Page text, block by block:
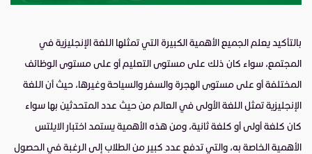
بالتأكيد يعلم الجميع الأهمية الكبيرة التي تمثلها اللغة الإنجليزية في
المجتمع، سواء كان ذلك على مستوى التعليم أو على مستوى الوظائف
المختلفة أو على مستوى الهجرة والسفر والسياحة وغيرها، حيث أن اللغة
الإنجليزية تمثل اللغة الأولى في العالم من حيث عدد المتحدثين بها سواء
كان كلغة أولى أو كلغة ثانية، ومن هذه الأهمية يستمد اختبار الايلتس
الأهمية الخاصة به، والتي تدفع عدد كبير من الطلاب إلى الرغبة في الحصول